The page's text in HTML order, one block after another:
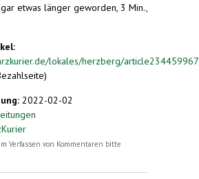
etwas länger geworden, 3 Min.,
lokales/herzberg/
is external)
2022-02-02
Sat.1-Beitrag über Esperanto in Herzberg
Verfassen von Kommentaren bitte